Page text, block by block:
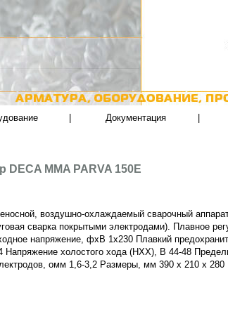
Документация
MMA PARVA 150E
воздушно-охлаждаемый сварочный
сварка покрытыми электродами). Плавное
напряжение, фхВ 1х230 Плавкий
Напряжение холостого хода (НХХ), В 44-48
oмм 1,6-3,2 Размеры, мм 390 х 210 х 280